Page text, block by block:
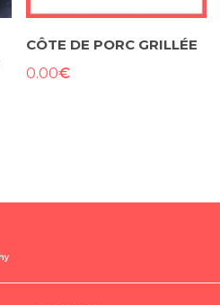
CÔTE DE PORC GRILLÉE
0.00€